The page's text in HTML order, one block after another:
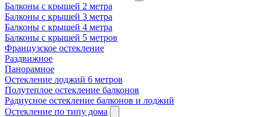
Балконы с крышей 2 метра
Балконы с крышей 3 метра
Балконы с крышей 4 метра
Балконы с крышей 5 метров
Французское остекление
Раздвижное
Панорамное
Остекление лоджий 6 метров
Полутеплое остекление балконов
Радиусное остекление балконов и лоджий
Остекление по типу дома